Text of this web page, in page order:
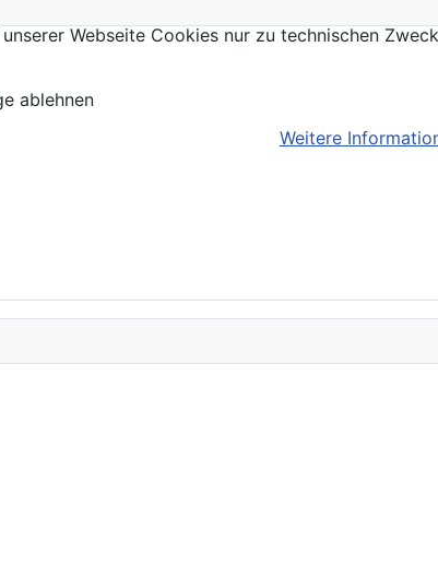
Webseite Cookies nur zu technischen
ablehnen
Weitere